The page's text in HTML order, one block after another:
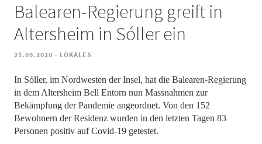
Balearen-Regierung greift in
Altersheim in Sóller ein
21.09.2020 - LOKALES
In Sóller, im Nordwesten der Insel, hat die Balearen-Regierung
in dem Altersheim Bell Entorn nun Massnahmen zur
Bekämpfung der Pandemie angeordnet. Von den 152
Bewohnern der Residenz wurden in den letzten Tagen 83
Personen positiv auf Covid-19 getestet.